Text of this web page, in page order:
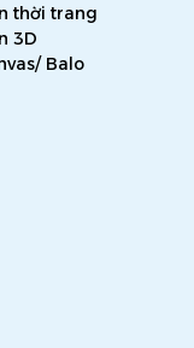
thời trang
3D
Balo